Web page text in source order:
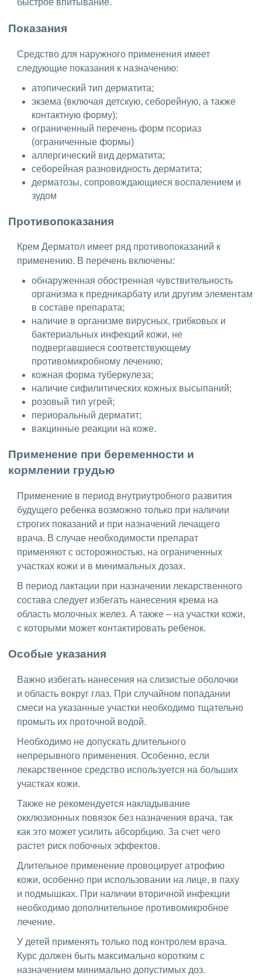
быстрое впитывание.
Показания
Средство для наружного применения имеет
следующие показания к назначению:
атопический тип дерматита;
экзема (включая детскую, себорейную, а также
контактную форму);
ограниченный перечень форм псориаз
(ограниченные формы)
аллергический вид дерматита;
себорейная разновидность дерматита;
дерматозы, сопровождающиеся воспалением и
зудом
Противопоказания
Крем Дерматол имеет ряд противопоказаний к
применению. В перечень включены:
обнаруженная обостренная чувствительность
организма к предникарбату или другим элементам
в составе препарата;
наличие в организме вирусных, грибковых и
бактериальных инфекций кожи, не
подвергавшиеся соответствующему
противомикробному лечению;
кожная форма туберкулеза;
наличие сифилитических кожных высыпаний;
розовый тип угрей;
периоральный дерматит;
вакцинные реакции на коже.
Применение при беременности и
кормлении грудью
Применение в период внутриутробного развития
будущего ребенка возможно только при наличии
строгих показаний и при назначений лечащего
врача. В случае необходимости препарат
применяют с осторожностью, на ограниченных
участках кожи и в минимальных дозах.
В период лактации при назначении лекарственного
состава следует избегать нанесения крема на
область молочных желез. А также – на участки кожи,
с которыми может контактировать ребенок.
Особые указания
Важно избегать нанесения на слизистые оболочки
и область вокруг глаз. При случайном попадании
смеси на указанные участки необходимо тщательно
промыть их проточной водой.
Необходимо не допускать длительного
непрерывного применения. Особенно, если
лекарственное средство используется на больших
участках кожи.
Также не рекомендуется накладывание
окклюзионных повязок без назначения врача, так
как это может усилить абсорбцию. За счет чего
растет риск побочных эффектов.
Длительное применение провоцирует атрофию
кожи, особенно при использовании на лице, в паху
и подмышках. При наличии вторичной инфекции
необходимо дополнительное противомикробное
лечение.
У детей применять только под контролем врача.
Курс должен быть максимально коротким с
назначением минимально допустимых доз.